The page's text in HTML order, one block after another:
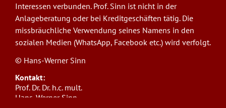
Interessen verbunden. Prof. Sinn ist nicht in der
Anlageberatung oder bei Kreditgeschäften tätig. Die
missbräuchliche Verwendung seines Namens in den
sozialen Medien (WhatsApp, Facebook etc.) wird verfolgt.
© Hans-Werner Sinn
Kontakt:
Prof. Dr. Dr. h.c. mult.
Hans-Werner Sinn,